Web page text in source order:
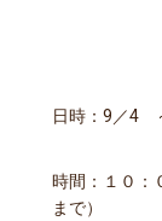
日時：9／4
時間：１０：
まで）